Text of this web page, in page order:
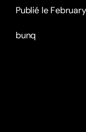
Publié le
bunq